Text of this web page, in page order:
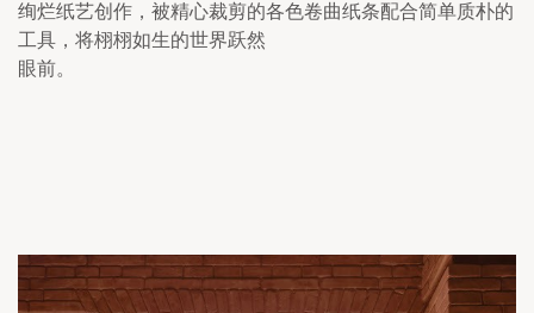
绚烂纸艺创作，被精心裁剪的各色卷曲纸条配合简单质朴的
工具，将栩栩如生的世界跃然
眼前。